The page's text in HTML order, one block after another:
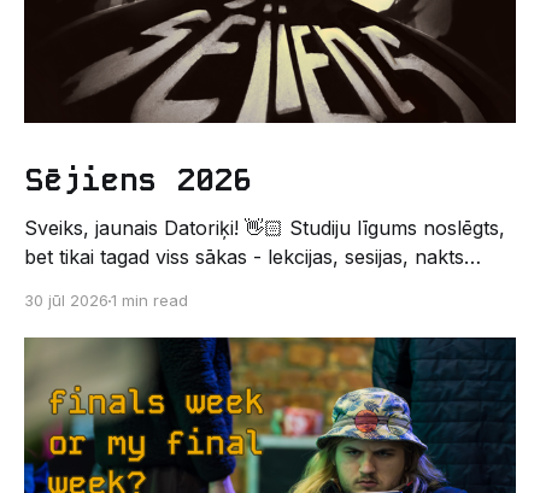
Sējiens 2026
Sveiks, jaunais Datoriķi! 👋🏻 Studiju līgums noslēgts,
bet tikai tagad viss sākas - lekcijas, sesijas, nakts
Un kas gan būtu labāks veids, kā iepazīt savu jauno
dzīvi LU EZTF datoriķu vidē, par došanos uz
leģendāro “Sējienu”? 🐱 Šī pirmsaristoteļa nometne
palīdzēs tev iegūt pirmos draugus, ieskatu studenta
30 jūl 20261 min read